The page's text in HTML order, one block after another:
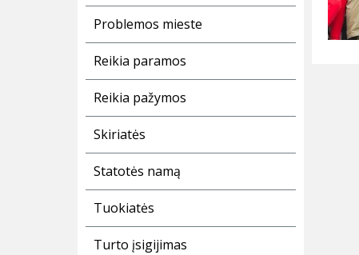
Problemos mieste
Reikia paramos
Reikia pažymos
Skiriatės
Statotės namą
Tuokiatės
Turto įsigijimas